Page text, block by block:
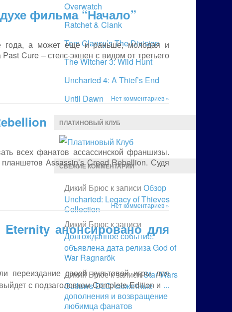
фильма “Начало”
года, а может еще и раньше, молодая и
Cure – стелс-экшен с видом от третьего
Нет комментариев »
всех фанатов ассассинской франшизы.
Assassin’s Creed Rebellion. Судя
Нет комментариев »
анонсировано для
переиздание своей культовой игры для
с подзаголовком Complete Edition и ...
Overwatch
Ratchet & Clank
Tom Clancy’s The Division
The Witcher 3: Wild Hunt
Uncharted 4: A Thief’s End
Until Dawn
ПЛАТИНОВЫЙ КЛУБ
СВЕЖИЕ КОММЕНТАРИИ
Дикий Брюс к записи Обзор
Uncharted: Legacy of Thieves
Collection
Дикий Брюс к записи
Долгожданное событие:
объявлена дата релиза God of
War Ragnarök
Дикий Брюск записиStar Wars
Outlaws DLC: сюжетные
дополнения и возвращение
любимца фанатов